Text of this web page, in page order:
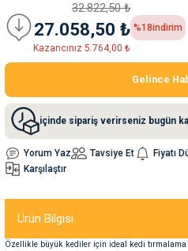
32.822,50 ₺
27.058,50 ₺
Kazancınız 5.764,00 ₺
%18indirim
Gelince
içinde sipariş verirseniz bugün
Yorum Yaz Tavsiye Et Fiyatı
Karşılaştır
Ürün Bilgisi
Özellikle büyük kediler için ideal kedi